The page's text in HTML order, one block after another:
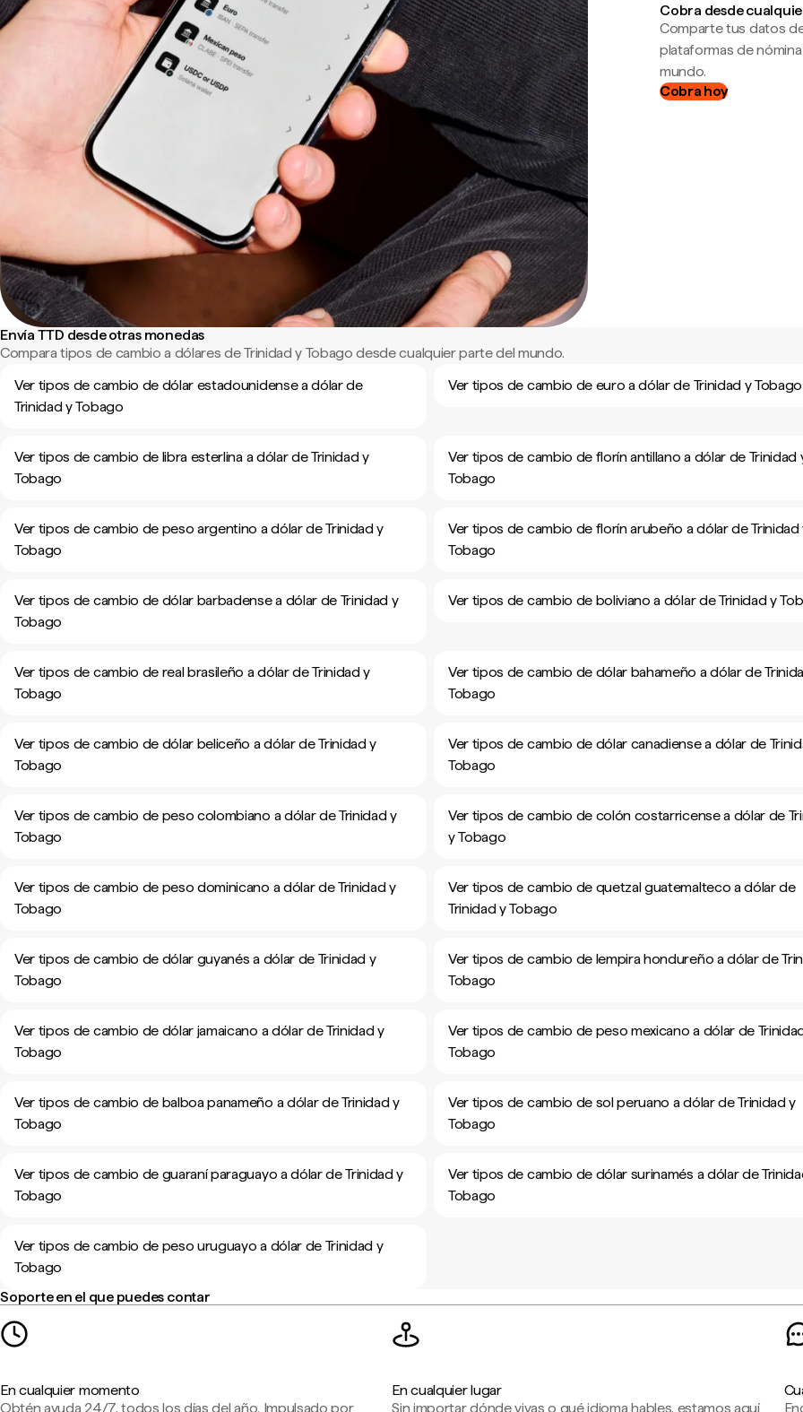
Cobra desde
Comparte tus datos
plataformas de
mundo.
Cobra hoy
Envía TTD desde otras monedas
Compara tipos de cambio a dólares de Trinidad y Tobago desde cualquier parte del mundo.
Ver tipos de cambio de dólar estadounidense a dólar de
Trinidad y Tobago
Ver tipos de cambio de euro a dólar de Trinidad y Tobago
Ver tipos de cambio de libra esterlina a dólar de Trinidad y
Tobago
Ver tipos de cambio de florín antillano a dólar de Trinidad
Tobago
Ver tipos de cambio de peso argentino a dólar de Trinidad y
Tobago
Ver tipos de cambio de florín arubeño a dólar de Trinidad
Tobago
Ver tipos de cambio de dólar barbadense a dólar de Trinidad y
Tobago
Ver tipos de cambio de boliviano a dólar de Trinidad y
Ver tipos de cambio de real brasileño a dólar de Trinidad y
Tobago
Ver tipos de cambio de dólar bahameño a dólar de
Tobago
Ver tipos de cambio de dólar beliceño a dólar de Trinidad y
Tobago
Ver tipos de cambio de dólar canadiense a dólar de
Tobago
Ver tipos de cambio de peso colombiano a dólar de Trinidad y
Tobago
Ver tipos de cambio de colón costarricense a dólar de
y Tobago
Ver tipos de cambio de peso dominicano a dólar de Trinidad y
Tobago
Ver tipos de cambio de quetzal guatemalteco a dólar de
Trinidad y Tobago
Ver tipos de cambio de dólar guyanés a dólar de Trinidad y
Tobago
Ver tipos de cambio de lempira hondureño a dólar de
Tobago
Ver tipos de cambio de dólar jamaicano a dólar de Trinidad y
Tobago
Ver tipos de cambio de peso mexicano a dólar de
Tobago
Ver tipos de cambio de balboa panameño a dólar de Trinidad y
Tobago
Ver tipos de cambio de sol peruano a dólar de Trinidad y
Tobago
Ver tipos de cambio de guaraní paraguayo a dólar de Trinidad y
Tobago
Ver tipos de cambio de dólar surinamés a dólar de
Tobago
Ver tipos de cambio de peso uruguayo a dólar de Trinidad y
Tobago
Soporte en el que puedes contar
En cualquier momento
Obtén ayuda 24/7, todos los días del año. Impulsado por
En cualquier lugar
Sin importar dónde vivas o qué idioma hables, estamos aquí